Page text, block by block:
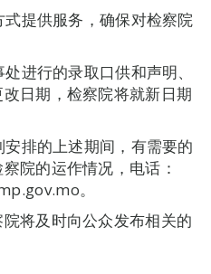
提供服务，确保对检察院
进行的录取口供和声明、
日期，检察院将就新日期
排的上述期间，有需要的
院的运作情况，电话：
。
将及时向公众发布相关的